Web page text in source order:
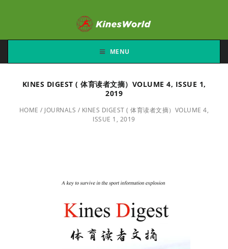
MENU
KINES DIGEST ( 体育读者文摘）VOLUME 4, ISSUE 1,
2019
HOME / JOURNALS / KINES DIGEST ( 体育读者文摘）VOLUME 4,
ISSUE 1, 2019